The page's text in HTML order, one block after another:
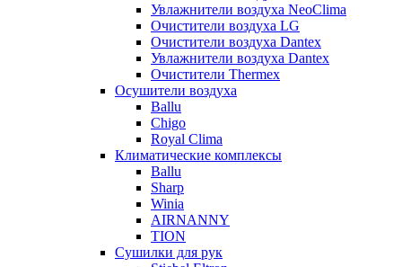
Увлажнители воздуха NeoClima
Очистители воздуха LG
Очистители воздуха Dantex
Увлажнители воздуха Dantex
Очистители Thermex
Осушители воздуха
Ballu
Chigo
Royal Clima
Климатические комплексы
Ballu
Sharp
Winia
AIRNANNY
TION
Сушилки для рук